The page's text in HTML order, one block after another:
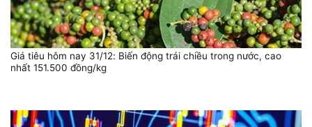
Giá tiêu hôm nay 31/12: Biến động trái chiều trong nước, cao
nhất 151.500 đồng/kg